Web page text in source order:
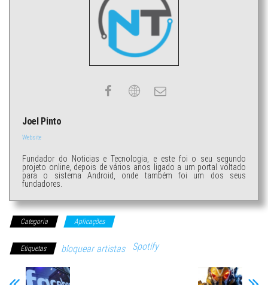
Joel Pinto
Website
Fundador do Noticias e Tecnologia, e este foi o seu segundo
projeto online, depois de vários anos ligado a um portal voltado
para o sistema Android, onde também foi um dos seus
fundadores.
Categoria Aplicações
Etiquetas bloquear artistas Spotify